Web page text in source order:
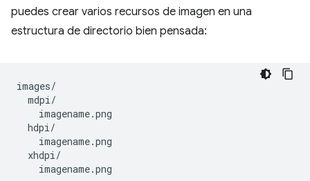
puedes crear varios recursos de imagen en una
estructura de directorio bien pensada:
images/
  mdpi/
    imagename.png
  hdpi/
    imagename.png
  xhdpi/